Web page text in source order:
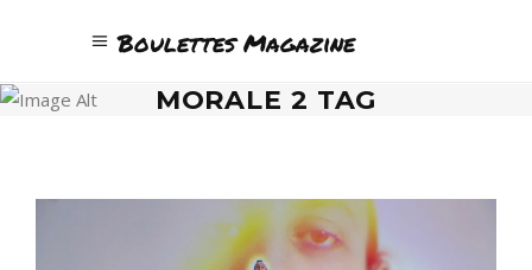
Boulettes Magazine
MORALE 2 TAG